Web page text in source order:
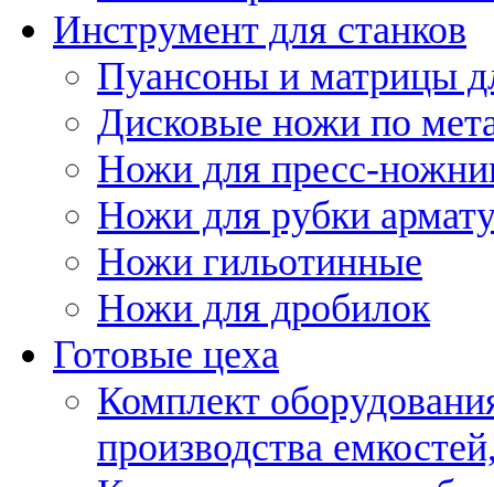
Инструмент для станков
Пуансоны и матрицы
Дисковые ножи по
Ножи для пресс-
Ножи для рубки
Ножи гильотинные
Ножи для дробилок
Готовые цеха
Комплект
производства